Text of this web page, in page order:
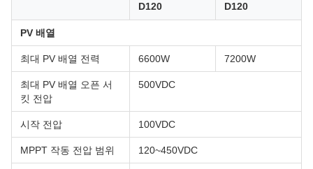
D120
D120
PV 배열
최대 PV 배열 전력 6600W 7200W
최대 PV 배열 오픈 서
킷 전압
500VDC
시작 전압 100VDC
MPPT 작동 전압 범위 120~450VDC